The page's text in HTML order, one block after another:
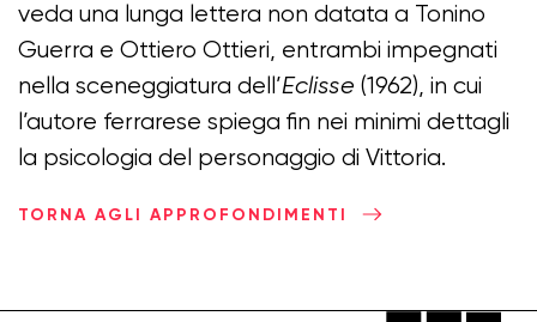
veda una lunga lettera non datata a Tonino
Guerra e Ottiero Ottieri, entrambi impegnati
nella sceneggiatura dell’Eclisse (1962), in cui
l’autore ferrarese spiega fin nei minimi dettagli
la psicologia del personaggio di Vittoria.
TORNA AGLI APPROFONDIMENTI